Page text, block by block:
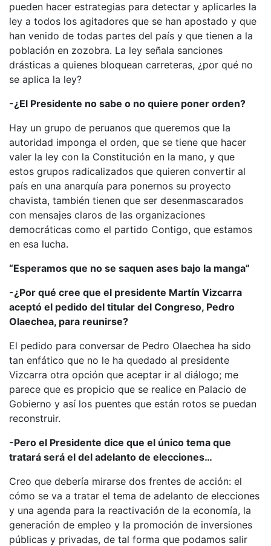
pueden hacer estrategias para detectar y aplicarles la
ley a todos los agitadores que se han apostado y que
han venido de todas partes del país y que tienen a la
población en zozobra. La ley señala sanciones
drásticas a quienes bloquean carreteras, ¿por qué no
se aplica la ley?
-¿El Presidente no sabe o no quiere poner orden?
Hay un grupo de peruanos que queremos que la
autoridad imponga el orden, que se tiene que hacer
valer la ley con la Constitución en la mano, y que
estos grupos radicalizados que quieren convertir al
país en una anarquía para ponernos su proyecto
chavista, también tienen que ser desenmascarados
con mensajes claros de las organizaciones
democráticas como el partido Contigo, que estamos
en esa lucha.
“Esperamos que no se saquen ases bajo la manga”
-¿Por qué cree que el presidente Martín Vizcarra
aceptó el pedido del titular del Congreso, Pedro
Olaechea, para reunirse?
El pedido para conversar de Pedro Olaechea ha sido
tan enfático que no le ha quedado al presidente
Vizcarra otra opción que aceptar ir al diálogo; me
parece que es propicio que se realice en Palacio de
Gobierno y así los puentes que están rotos se puedan
reconstruir.
-Pero el Presidente dice que el único tema que
tratará será el del adelanto de elecciones…
Creo que debería mirarse dos frentes de acción: el
cómo se va a tratar el tema de adelanto de elecciones
y una agenda para la reactivación de la economía, la
generación de empleo y la promoción de inversiones
públicas y privadas, de tal forma que podamos salir